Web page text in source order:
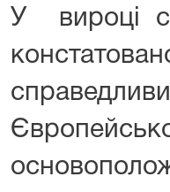
У вироці